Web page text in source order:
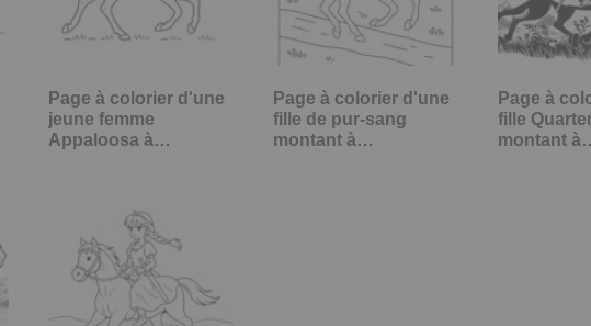
Page à colorier d'une
jeune femme
Appaloosa à…
Page à colorier d'une
fille de pur-sang
montant à…
Page à
fille
montant